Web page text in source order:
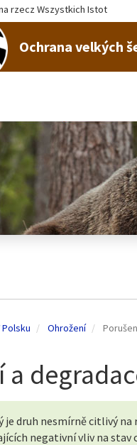
rzecz Wszystkich Istot
Ochrana velkých
Polsku Ohrožení
a
je druh nesmírně citlivý
negativní vliv na stav